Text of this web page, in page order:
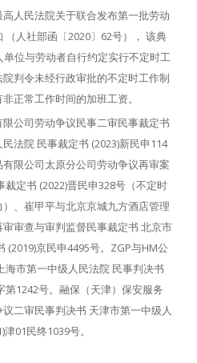
人民法院关于联合发布第一批劳动
（人社部函〔2020〕62号）， 该典
位与劳动者自行约定实行不定时工
判令未经行政审批的不定时工作制
正常工作时间的加班工资。
公司劳动争议民事二审民事裁定书
法院 民事裁定书 (2023)新民申114
限公司太原分公司劳动争议再审案
裁定书 (2022)晋民申328号（不定时
、崔甲平与北京京城九方酒店管理
审查与审判监督民事裁定书 北京市
(2019)京民申4495号。ZGP与HM公
海市第一中级人民法院 民事判决书
第1242号。融保（天津）保安服务
二审民事判决书 天津市第一中级人
01民终1039号。